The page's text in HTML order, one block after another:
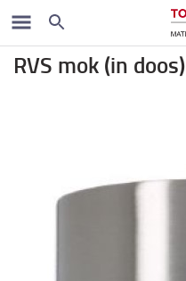
Toyota-fanshop
RVS mok (in doos)